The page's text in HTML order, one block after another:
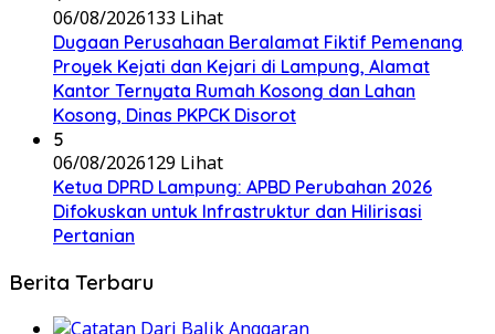
06/08/2026133 Lihat
Dugaan Perusahaan Beralamat Fiktif Pemenang
Proyek Kejati dan Kejari di Lampung, Alamat
Kantor Ternyata Rumah Kosong dan Lahan
Kosong, Dinas PKPCK Disorot
5
06/08/2026129 Lihat
Ketua DPRD Lampung: APBD Perubahan 2026
Difokuskan untuk Infrastruktur dan Hilirisasi
Pertanian
Berita Terbaru